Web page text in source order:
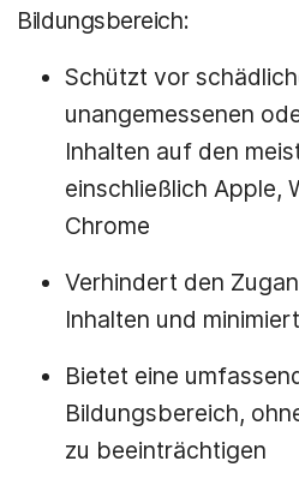
Bildungsbereich:
Schützt vor
unangemessenen
Inhalten auf den
einschließlich Apple,
Chrome
Verhindert den
Inhalten und
Bietet eine
Bildungsbereich,
zu beeinträchtigen